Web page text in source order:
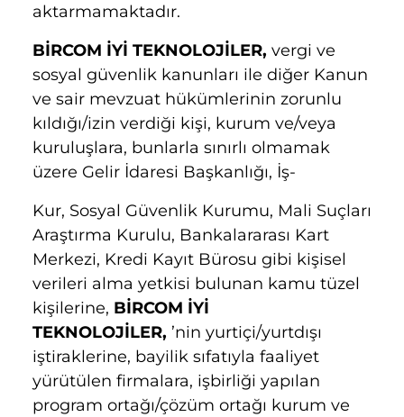
aktarmamaktadır.
BİRCOM İYİ TEKNOLOJİLER, vergi ve
sosyal güvenlik kanunları ile diğer Kanun
ve sair mevzuat hükümlerinin zorunlu
kıldığı/izin verdiği kişi, kurum ve/veya
kuruluşlara, bunlarla sınırlı olmamak
üzere Gelir İdaresi Başkanlığı, İş-
Kur, Sosyal Güvenlik Kurumu, Mali Suçları
Araştırma Kurulu, Bankalararası Kart
Merkezi, Kredi Kayıt Bürosu gibi kişisel
verileri alma yetkisi bulunan kamu tüzel
kişilerine, BİRCOM İYİ
TEKNOLOJİLER, ’nin yurtiçi/yurtdışı
iştiraklerine, bayilik sıfatıyla faaliyet
yürütülen firmalara, işbirliği yapılan
program ortağı/çözüm ortağı kurum ve